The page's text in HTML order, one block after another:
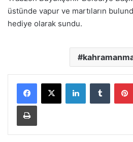
üstünde vapur ve martıların
hediye olarak sundu.
LinkedInTumblr
Yazdır